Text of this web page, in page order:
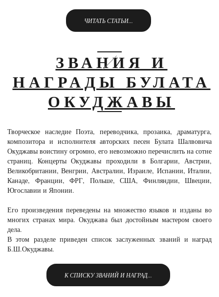
ЧИТАТЬ СТАТЬИ...
ЗВАНИЯ И
НАГРАДЫ БУЛАТА
ОКУДЖАВЫ
Творческое наследие Поэта, переводчика, прозаика, драматурга,
композитора и исполнителя авторских песен Булата Шалвовича
Окуджавы воистину огромно, его невозможно перечислить на сотне
страниц. Концерты Окуджавы проходили в Болгарии, Австрии,
Великобритании, Венгрии, Австралии, Израиле, Испании, Италии,
Канаде, Франции, ФРГ, Польше, США, Финляндии, Швеции,
Югославии и Японии.
Его произведения переведены на множество языков и изданы во
многих странах мира. Окуджава был достойным мастером своего
дела.
В этом разделе приведен список заслуженных званий и наград
Б.Ш.Окуджавы.
К СПИСКУ ЗВАНИЙ И НАГРАД...